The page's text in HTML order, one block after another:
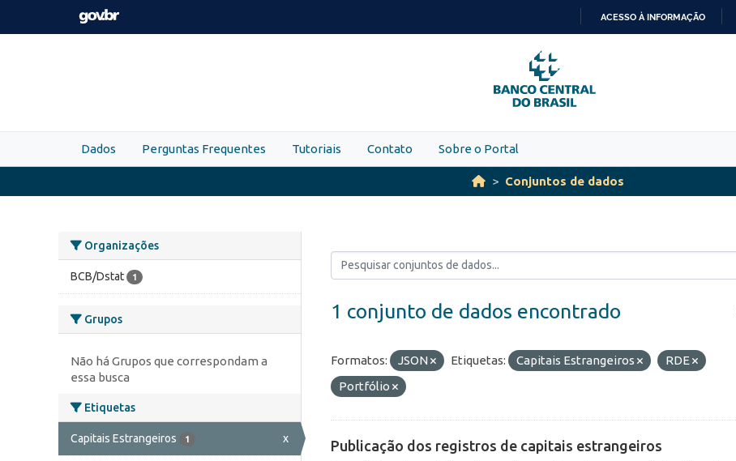
Skip to main content
PARA
O
CONTEÚDO
ACESSO À INFORMAÇÃO
Dados Perguntas Frequentes Tutoriais Contato Sobre o Portal
Conjuntos de dados
Organizações
BCB/Dstat 1
Grupos
Não há Grupos que correspondam a
essa busca
Etiquetas
Capitais Estrangeiros 1 x
1 conjunto de dados encontrado
Formatos: JSON Etiquetas: Capitais Estrangeiros
RDE
Portfólio
Publicação dos registros de capitais estrangeiros